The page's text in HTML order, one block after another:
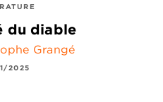
du diable
Grangé
2025